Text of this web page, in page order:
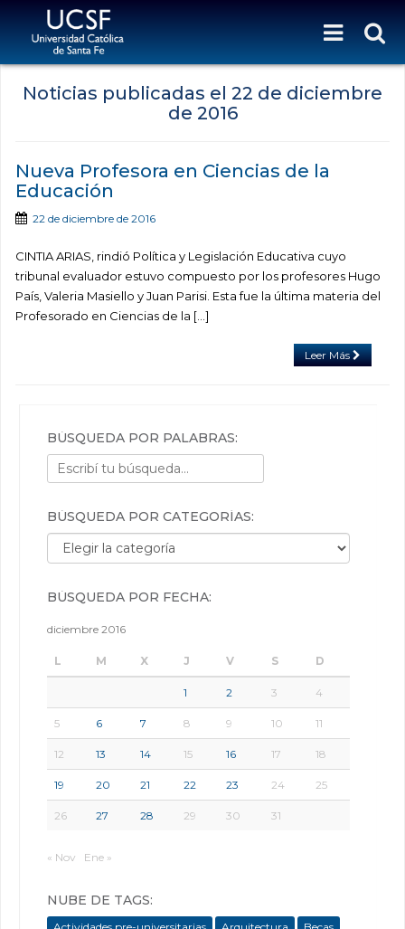
Noticias publicadas el 22 de diciembre
de 2016
Nueva Profesora en Ciencias de la
Educación
22 de diciembre de 2016
CINTIA ARIAS, rindió Política y Legislación Educativa cuyo
tribunal evaluador estuvo compuesto por los profesores Hugo
País, Valeria Masiello y Juan Parisi. Esta fue la última materia del
Profesorado en Ciencias de la […]
Leer Más
BÚSQUEDA POR PALABRAS:
BÚSQUEDA POR CATEGORÍAS:
Búsqueda por categorías:
BÚSQUEDA POR FECHA:
diciembre 2016
L M X J V S D
1 2 3 4
5 6 7 8 9 10 11
12 13 14 15 16 17 18
19 20 21 22 23 24 25
26 27 28 29 30 31
« Nov Ene »
NUBE DE TAGS: